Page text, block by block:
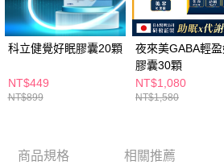
公司提供之「AFTEE先享後付」服務完成之交
提供個人資料，並將交易相關給付款項請求債
司。
請瀏覽以下網址：
得法定代理人或監護人之同意方可使用
若仍有額度不足之情形，本公司將視審查結果
以上)免運費
以上)免運費
庫統一出貨)
科立健覺好眠膠囊20顆
NT$449
NT$899
夜來美GABA輕
膠囊30顆
NT$1,080
NT$1,580
商品規格 相關推薦